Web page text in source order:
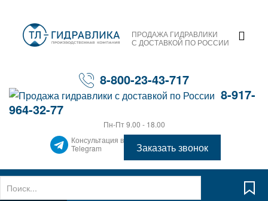
ПРОДАЖА ГИДРАВЛИКИ
С ДОСТАВКОЙ ПО РОССИИ
8-800-23-43-717
8-917-
964-32-77
Пн-Пт 9.00 - 18.00
Консультация в
Telegram
Заказать звонок